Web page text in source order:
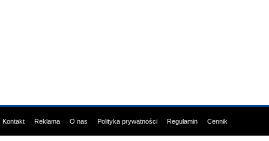
Kontakt Reklama O nas Polityka prywatności Regulamin Cennik